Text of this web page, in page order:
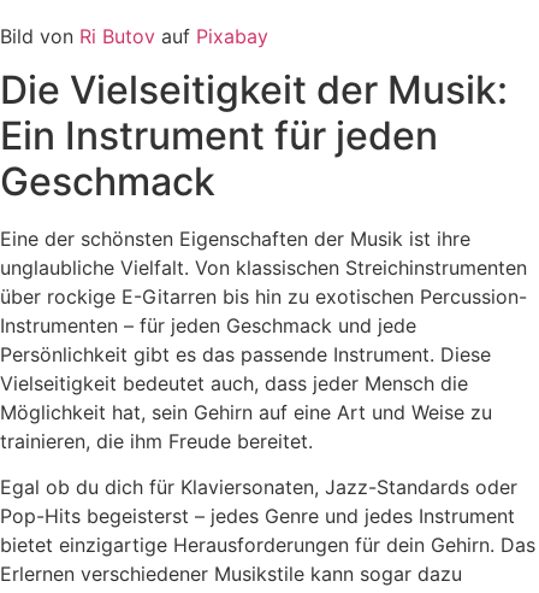
Bild von Ri Butov auf Pixabay
Die Vielseitigkeit der Musik:
Ein Instrument für jeden
Geschmack
Eine der schönsten Eigenschaften der Musik ist ihre
unglaubliche Vielfalt. Von klassischen Streichinstrumenten
über rockige E-Gitarren bis hin zu exotischen Percussion-
Instrumenten – für jeden Geschmack und jede
Persönlichkeit gibt es das passende Instrument. Diese
Vielseitigkeit bedeutet auch, dass jeder Mensch die
Möglichkeit hat, sein Gehirn auf eine Art und Weise zu
trainieren, die ihm Freude bereitet.
Egal ob du dich für Klaviersonaten, Jazz-Standards oder
Pop-Hits begeisterst – jedes Genre und jedes Instrument
bietet einzigartige Herausforderungen für dein Gehirn. Das
Erlernen verschiedener Musikstile kann sogar dazu